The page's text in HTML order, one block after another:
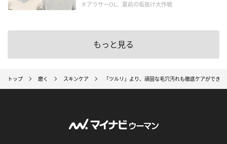
＃アラサーOL、夏前の垢抜け大作戦
もっと見る
トップ 磨く スキンケア 「ツルリ」より、頑固な毛穴汚れも徹底ケアができ